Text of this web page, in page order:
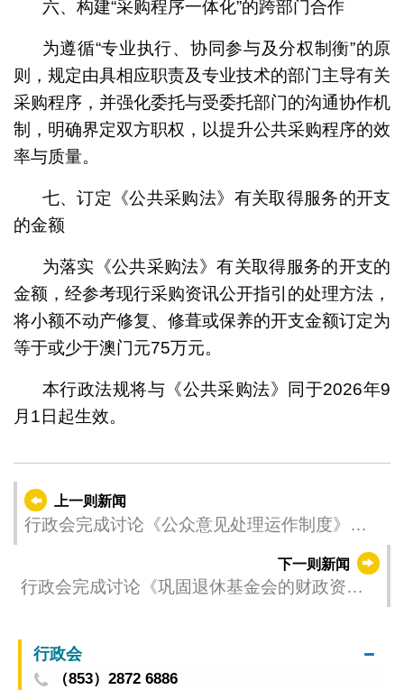
六、构建“采购程序一体化”的跨部门合作
为遵循“专业执行、协同参与及分权制衡”的原
则，规定由具相应职责及专业技术的部门主导有关
采购程序，并强化委托与受委托部门的沟通协作机
制，明确界定双方职权，以提升公共采购程序的效
率与质量。
七、订定《公共采购法》有关取得服务的开支
的金额
为落实《公共采购法》有关取得服务的开支的
金额，经参考现行采购资讯公开指引的处理方法，
将小额不动产修复、修葺或保养的开支金额订定为
等于或少于澳门元75万元。
本行政法规将与《公共采购法》同于2026年9
月1日起生效。
上一则新闻
行政会完成讨论《公众意见处理运作制度》行
下一则新闻
行政会完成讨论《巩固退休基金会的财政资
行政会
（853）2872 6886